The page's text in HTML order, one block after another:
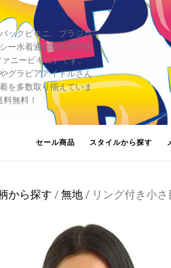
ックビキニ、ブラジリ
ー水着通信販売専門店
ニービキニ）です。
グラビアアイドルさん
を多数取り揃えていま
無料！
セール商品 スタイルから探す
から探す /無地 / リング付き小